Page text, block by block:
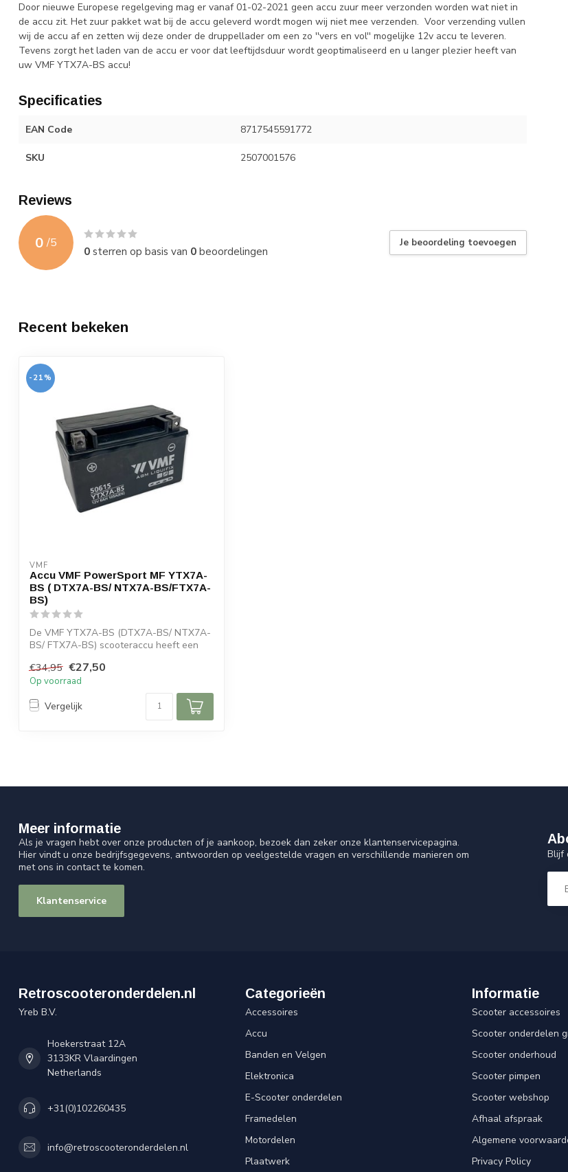
Door nieuwe Europese regelgeving mag er vanaf 01-02-2021 geen accu zuur meer verzonden worden wat niet in
de accu zit. Het zuur pakket wat bij de accu geleverd wordt mogen wij niet mee verzenden. Voor verzending vullen
wij de accu af en zetten wij deze onder de druppellader om een zo ''vers en vol'' mogelijke 12v accu te leveren.
Tevens zorgt het laden van de accu er voor dat leeftijdsduur wordt geoptimaliseerd en u langer plezier heeft van
uw VMF YTX7A-BS accu!
Specificaties
EAN Code 8717545591772
SKU 2507001576
Reviews
0 /5
0sterren op basis van 0beoordelingen
Je beoordeling toevoegen
Recent bekeken
-21%
VMF
Accu VMF PowerSport MF YTX7A-
BS ( DTX7A-BS/ NTX7A-BS/FTX7A-
BS)
De VMF YTX7A-BS (DTX7A-BS/ NTX7A-
BS/ FTX7A-BS) scooteraccu heeft een
€34,95 €27,50
Op voorraad
Vergelijk
Meer informatie
Als je vragen hebt over onze producten of je aankoop, bezoek dan zeker onze klantenservicepagina.
Hier vindt u onze bedrijfsgegevens, antwoorden op veelgestelde vragen en verschillende manieren om
met ons in contact te komen.
Klantenservice
Blijf
Retroscooteronderdelen.nl
Yreb B.V.
Hoekerstraat 12A
3133KR Vlaardingen
Netherlands
+31(0)102260435
info@retroscooteronderdelen.nl
Categorieën
Accessoires
Accu
Banden en Velgen
Elektronica
E-Scooter onderdelen
Framedelen
Motordelen
Plaatwerk
Informatie
Scooter accessoires
Scooter onderdelen
Scooter onderhoud
Scooter pimpen
Scooter webshop
Afhaal afspraak
Algemene
Privacy Policy